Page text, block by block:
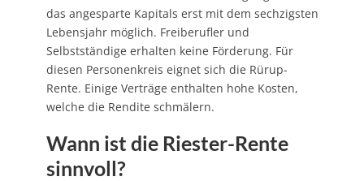
das angesparte Kapitals erst mit dem sechzigsten
Lebensjahr möglich. Freiberufler und
Selbstständige erhalten keine Förderung. Für
diesen Personenkreis eignet sich die Rürup-
Rente. Einige Verträge enthalten hohe Kosten,
welche die Rendite schmälern.
Wann ist die Riester-Rente
sinnvoll?